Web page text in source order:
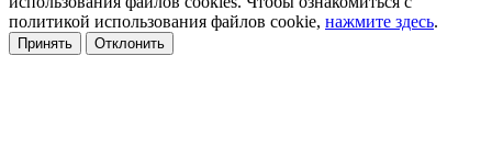
политикой использования файлов cookie, нажмите здесь.
Принять Отклонить